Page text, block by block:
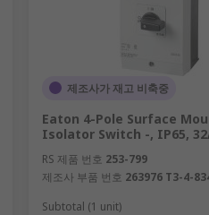
제조사가 재고 비축중
Eaton 4-Pole Surface
Isolator Switch -, IP65,
RS 제품 번호 253-799
제조사 부품 번호 263976 T3-4-
Subtotal (1 unit)